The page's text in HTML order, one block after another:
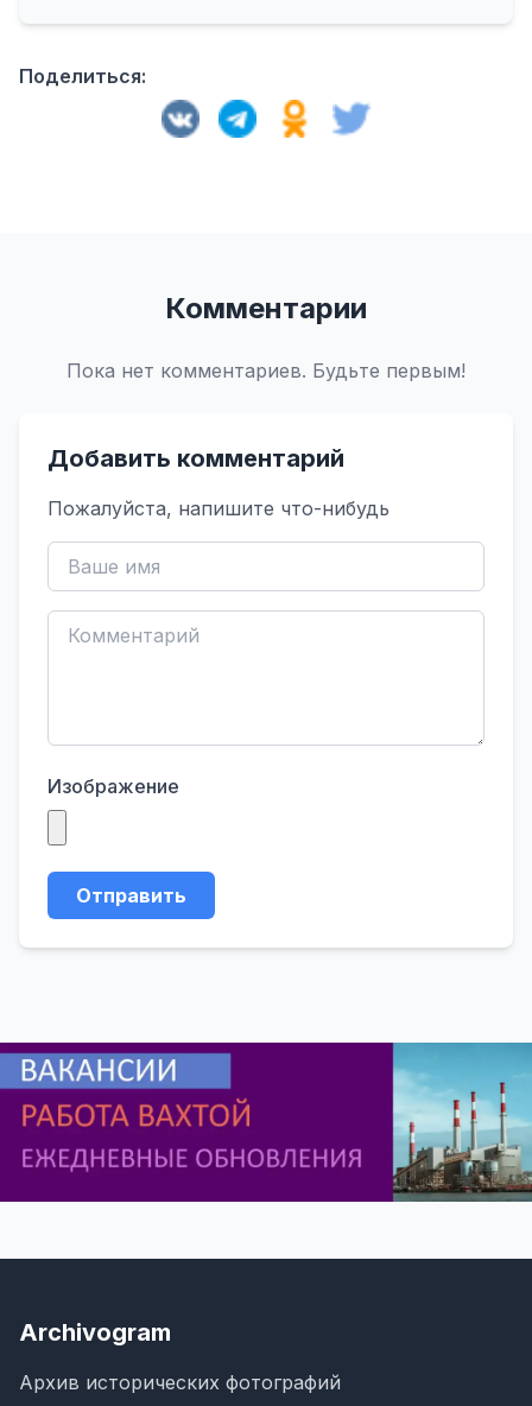
Поделиться:
Комментарии
Пока нет комментариев. Будьте первым!
Добавить комментарий
Пожалуйста, напишите что-нибудь
Изображение
Отправить
Archivogram
Архив исторических фотографий